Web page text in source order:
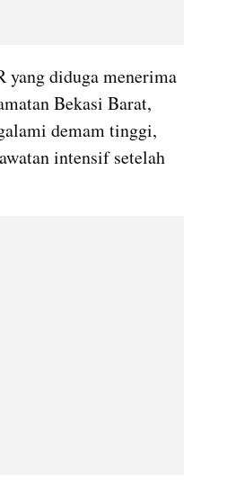
Bekasi Barat,
demam tinggi,
intensif setelah